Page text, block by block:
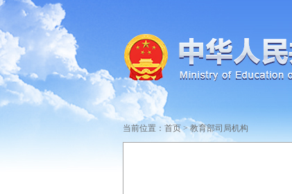
当前位置： 首页>教育部司局机构